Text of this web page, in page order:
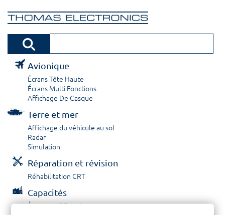
Avionique
Écrans Tête Haute
Écrans Multi Fonctions
Affichage De Casque
Terre et mer
Affichage du véhicule au sol
Radar
Simulation
Réparation et révision
Réhabilitation CRT
Capacités
À propos / Historique